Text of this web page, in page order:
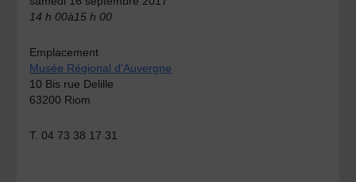
14 h 00à15 h 00
Emplacement
Musée Régional d'Auvergne
10 Bis rue Delille
63200 Riom
T. 04 73 38 17 31